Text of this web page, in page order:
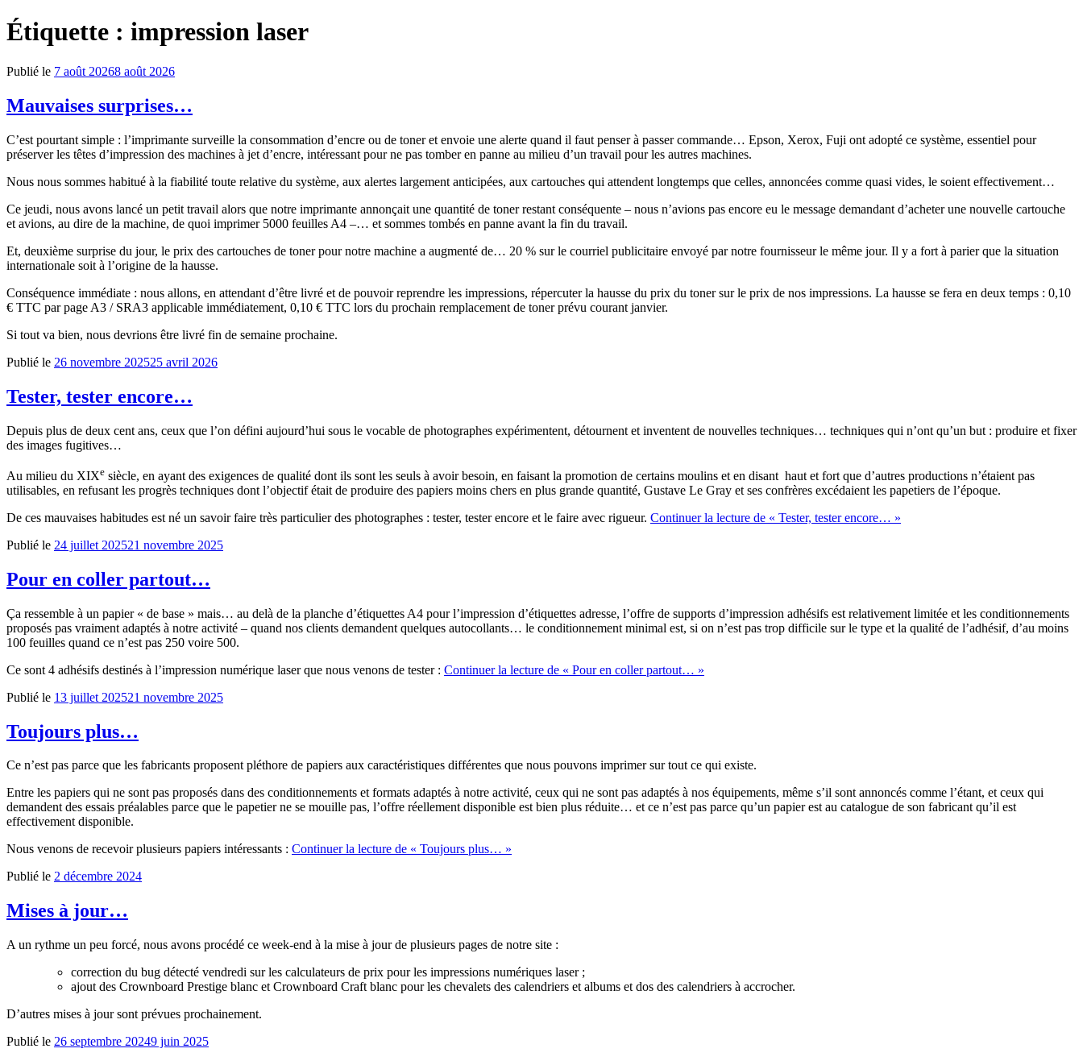
Étiquette : impression laser
Publié le 7 août 20268 août 2026
Mauvaises surprises…
C’est pourtant simple : l’imprimante surveille la consommation d’encre ou de toner et envoie une alerte quand il faut penser à passer commande… Epson, Xerox, Fuji ont adopté ce système, essentiel pour
préserver les têtes d’impression des machines à jet d’encre, intéressant pour ne pas tomber en panne au milieu d’un travail pour les autres machines.
Nous nous sommes habitué à la fiabilité toute relative du système, aux alertes largement anticipées, aux cartouches qui attendent longtemps que celles, annoncées comme quasi vides, le soient effectivement…
Ce jeudi, nous avons lancé un petit travail alors que notre imprimante annonçait une quantité de toner restant conséquente – nous n’avions pas encore eu le message demandant d’acheter une nouvelle cartouche
et avions, au dire de la machine, de quoi imprimer 5000 feuilles A4 –… et sommes tombés en panne avant la fin du travail.
Et, deuxième surprise du jour, le prix des cartouches de toner pour notre machine a augmenté de… 20 % sur le courriel publicitaire envoyé par notre fournisseur le même jour. Il y a fort à parier que la situation
internationale soit à l’origine de la hausse.
Conséquence immédiate : nous allons, en attendant d’être livré et de pouvoir reprendre les impressions, répercuter la hausse du prix du toner sur le prix de nos impressions. La hausse se fera en deux temps : 0,10
€ TTC par page A3 / SRA3 applicable immédiatement, 0,10 € TTC lors du prochain remplacement de toner prévu courant janvier.
Si tout va bien, nous devrions être livré fin de semaine prochaine.
Publié le 26 novembre 202525 avril 2026
Tester, tester encore…
Depuis plus de deux cent ans, ceux que l’on défini aujourd’hui sous le vocable de photographes expérimentent, détournent et inventent de nouvelles techniques… techniques qui n’ont qu’un but : produire et fixer
des images fugitives…
Au milieu du XIXe siècle, en ayant des exigences de qualité dont ils sont les seuls à avoir besoin, en faisant la promotion de certains moulins et en disant haut et fort que d’autres productions n’étaient pas
utilisables, en refusant les progrès techniques dont l’objectif était de produire des papiers moins chers en plus grande quantité, Gustave Le Gray et ses confrères excédaient les papetiers de l’époque.
De ces mauvaises habitudes est né un savoir faire très particulier des photographes : tester, tester encore et le faire avec rigueur. Continuer la lecture de « Tester, tester encore… »
Publié le 24 juillet 202521 novembre 2025
Pour en coller partout…
Ça ressemble à un papier « de base » mais… au delà de la planche d’étiquettes A4 pour l’impression d’étiquettes adresse, l’offre de supports d’impression adhésifs est relativement limitée et les conditionnements
proposés pas vraiment adaptés à notre activité – quand nos clients demandent quelques autocollants… le conditionnement minimal est, si on n’est pas trop difficile sur le type et la qualité de l’adhésif, d’au moins
100 feuilles quand ce n’est pas 250 voire 500.
Ce sont 4 adhésifs destinés à l’impression numérique laser que nous venons de tester : Continuer la lecture de « Pour en coller partout… »
Publié le 13 juillet 202521 novembre 2025
Toujours plus…
Ce n’est pas parce que les fabricants proposent pléthore de papiers aux caractéristiques différentes que nous pouvons imprimer sur tout ce qui existe.
Entre les papiers qui ne sont pas proposés dans des conditionnements et formats adaptés à notre activité, ceux qui ne sont pas adaptés à nos équipements, même s’il sont annoncés comme l’étant, et ceux qui
demandent des essais préalables parce que le papetier ne se mouille pas, l’offre réellement disponible est bien plus réduite… et ce n’est pas parce qu’un papier est au catalogue de son fabricant qu’il est
effectivement disponible.
Nous venons de recevoir plusieurs papiers intéressants : Continuer la lecture de « Toujours plus… »
Publié le 2 décembre 2024
Mises à jour…
A un rythme un peu forcé, nous avons procédé ce week-end à la mise à jour de plusieurs pages de notre site :
correction du bug détecté vendredi sur les calculateurs de prix pour les impressions numériques laser ;
ajout des Crownboard Prestige blanc et Crownboard Craft blanc pour les chevalets des calendriers et albums et dos des calendriers à accrocher.
D’autres mises à jour sont prévues prochainement.
Publié le 26 septembre 20249 juin 2025